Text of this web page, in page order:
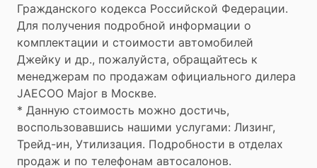
Гражданского кодекса Российской Федерации.
Для получения подробной информации о
комплектации и стоимости автомобилей
Джейку и др., пожалуйста, обращайтесь к
менеджерам по продажам официального дилера
JAECOO Major в Москве.
* Данную стоимость можно достичь,
воспользовавшись нашими услугами: Лизинг,
Трейд-ин, Утилизация. Подробности в отделах
продаж и по телефонам автосалонов.